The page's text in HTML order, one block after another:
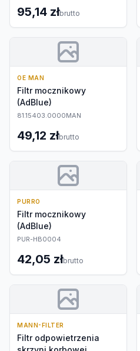
95,14 złbrutto
OE MAN
Filtr mocznikowy
(AdBlue)
81.15403.0000MAN
49,12 złbrutto
PURRO
Filtr mocznikowy
(AdBlue)
PUR-HB0004
42,05 złbrutto
MANN-FILTER
Filtr odpowietrzenia